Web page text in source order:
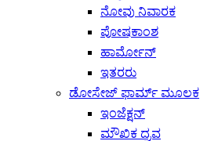
ನೋವು ನಿವಾರಕ
ಪೋಷಕಾಂಶ
ಹಾರ್ಮೋನ್
ಇತರರು
ಡೋಸೇಜ್ ಫಾರ್ಮ್ ಮೂಲಕ
ಇಂಜೆಕ್ಷನ್
ಮೌಖಿಕ ದ್ರವ